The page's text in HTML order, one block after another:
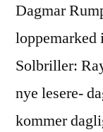
Dagmar
Solbriller:
nye lesere-
kommer